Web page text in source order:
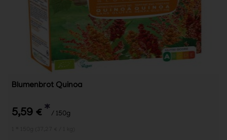
Blumenbrot Quinoa
5,59 € * / 150g